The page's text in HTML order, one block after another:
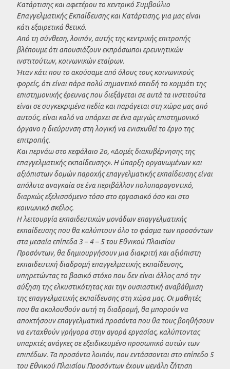
Κατάρτισης και αφετέρου το κεντρικό Συμβούλιο
Επαγγελματικής Εκπαίδευσης και Κατάρτισης, για μας είναι
κάτι εξαιρετικά θετικό.
Από τη σύνθεση, λοιπόν, αυτής της κεντρικής επιτροπής
βλέπουμε ότι απουσιάζουν εκπρόσωποι ερευνητικών
ινστιτούτων, κοινωνικών εταίρων.
Ήταν κάτι που το ακούσαμε από όλους τους κοινωνικούς
φορείς, ότι είναι πάρα πολύ σημαντικό επειδή το κομμάτι της
επιστημονικής έρευνας που διεξάγεται σε αυτά τα ινστιτούτα
είναι σε συγκεκριμένα πεδία και παράγεται στη χώρα μας από
αυτούς, είναι καλό να υπάρχει σε ένα αμιγώς επιστημονικό
όργανο η διεύρυνση στη λογική να ενισχυθεί το έργο της
επιτροπής.
Και περνάω στο κεφάλαιο 2ο, «Δομές διακυβέρνησης της
επαγγελματικής εκπαίδευσης». Η ύπαρξη οργανωμένων και
αξιόπιστων δομών παροχής επαγγελματικής εκπαίδευσης είναι
απόλυτα αναγκαία σε ένα περιβάλλον πολυπαραγοντικό,
διαρκώς εξελισσόμενο τόσο στο εργασιακό όσο και στο
κοινωνικό σκέλος.
Η λειτουργία εκπαιδευτικών μονάδων επαγγελματικής
εκπαίδευσης που θα καλύπτουν όλο το φάσμα των προσόντων
στα μεσαία επίπεδα 3 – 4 – 5 του Εθνικού Πλαισίου
Προσόντων, θα δημιουργήσουν μια διακριτή και αξιόπιστη
εκπαιδευτική διαδρομή επαγγελματικής εκπαίδευσης,
υπηρετώντας το βασικό στόχο που δεν είναι άλλος από την
αύξηση της ελκυστικότητας και την ουσιαστική αναβάθμιση
της επαγγελματικής εκπαίδευσης στη χώρα μας. Οι μαθητές
που θα ακολουθούν αυτή τη διαδρομή, θα μπορούν να
αποκτήσουν επαγγελματικά προσόντα που θα τους βοηθήσουν
να ενταχθούν γρήγορα στην αγορά εργασίας, καλύπτοντας
υπαρκτές ανάγκες σε εξειδικευμένο προσωπικό αυτών των
επιπέδων. Τα προσόντα λοιπόν, που εντάσσονται στο επίπεδο 5
του Εθνικού Πλαισίου Προσόντων έχουν μεγάλη ζήτηση